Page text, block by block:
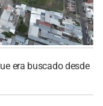
era buscado desde